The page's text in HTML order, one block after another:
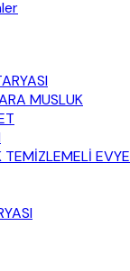
MUSLUK
TEMİZLEMELİ EVYE